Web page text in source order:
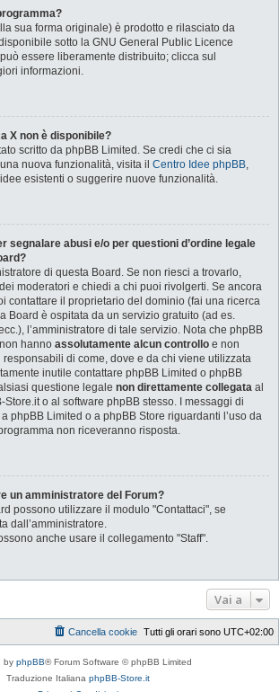
sua forma originale) è prodotto e rilasciato da
sotto la GNU General Public Licence
essere liberamente distribuito; clicca sul
informazioni.
X non è disponibile?
scritto da phpBB Limited. Se credi che ci sia
nuova funzionalità, visita il Centro Idee phpBB,
esistenti o suggerire nuove funzionalità.
segnalare abusi e/o per questioni d’ordine legale
di questa Board. Se non riesci a trovarlo,
moderatori e chiedi a chi puoi rivolgerti. Se ancora
contattare il proprietario del dominio (fai una ricerca
Board è ospitata da un servizio gratuito (ad es.
l’amministratore di tale servizio. Nota che phpBB
hanno assolutamente alcun controllo e non
di come, dove e da chi viene utilizzata
inutile contattare phpBB Limited o phpBB
questione legale non direttamente collegata al
Store.it o al software phpBB stesso. I messaggi di
phpBB Limited o a phpBB Store riguardanti l’uso da
non riceveranno risposta.
un amministratore del Forum?
possono utilizzare il modulo "Contattaci", se
dall’amministratore.
anche usare il collegamento "Staff".
Vai a
Tutti gli orari sono UTC+02:00
Cancella cookie
by phpBB® Forum Software © phpBB Limited
Traduzione Italiana phpBB-Store.it